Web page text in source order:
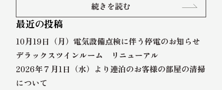
続きを読む
最近の投稿
10月19日（月）電気設備点検に伴う停電のお知らせ
デラックスツインルーム リニューアル
2026年７月1日（水）より連泊のお客様の部屋の清掃
について